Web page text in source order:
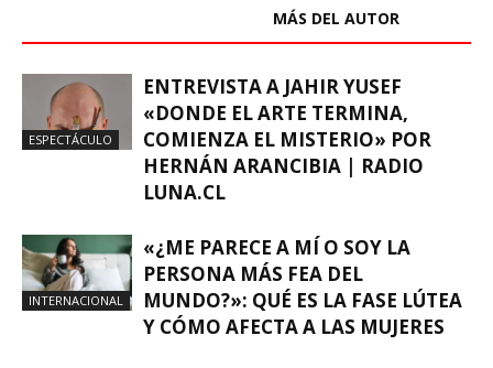
MÁS DEL AUTOR
ESPECTÁCULO
ENTREVISTA A JAHIR YUSEF
«DONDE EL ARTE TERMINA,
COMIENZA EL MISTERIO» POR
HERNÁN ARANCIBIA | RADIO
LUNA.CL
INTERNACIONAL
«¿ME PARECE A MÍ O SOY LA
PERSONA MÁS FEA DEL
MUNDO?»: QUÉ ES LA FASE LÚTEA
Y CÓMO AFECTA A LAS MUJERES